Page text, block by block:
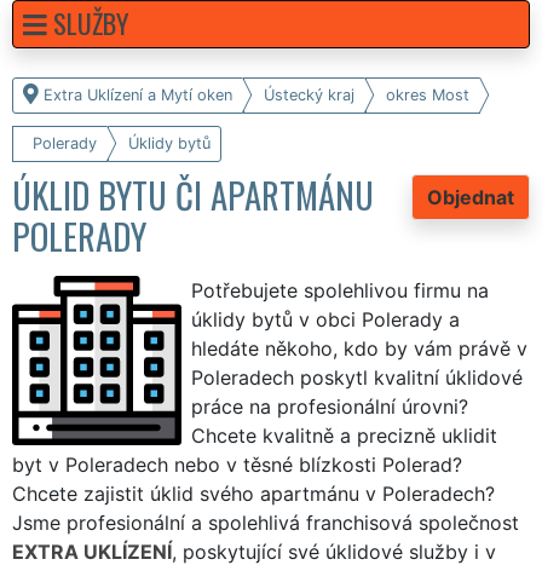
Extra Uklízení a Mytí oken Ústecký kraj okres Most
Polerady Úklidy bytů
Objednat
ÚKLID BYTU ČI APARTMÁNU
POLERADY
Potřebujete spolehlivou firmu na
úklidy bytů v obci Polerady a
hledáte někoho, kdo by vám právě v
Poleradech poskytl kvalitní úklidové
práce na profesionální úrovni?
Chcete kvalitně a precizně uklidit
byt v Poleradech nebo v těsné blízkosti Polerad?
Chcete zajistit úklid svého apartmánu v Poleradech?
Jsme profesionální a spolehlivá franchisová společnost
EXTRA UKLÍZENÍ, poskytující své úklidové služby i v
SLUŽBY